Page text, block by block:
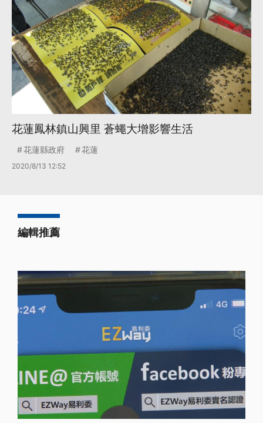
花蓮鳳林鎮山興里 蒼蠅大增影響生活
花蓮縣政府 花蓮
2020/8/13 12:52
編輯推薦